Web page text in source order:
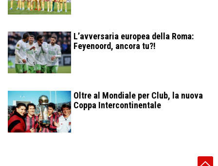
L’avversaria europea della Roma:
Feyenoord, ancora tu?!
Oltre al Mondiale per Club, la nuova
Coppa Intercontinentale